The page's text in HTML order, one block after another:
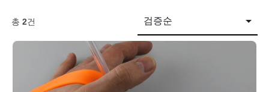
총2건 검증순